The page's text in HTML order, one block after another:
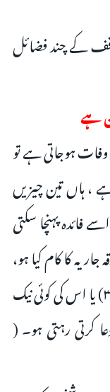
کے چند فضائل
ہوجاتی ہے تو
، ہاں تین چیزیں
پہنچا سکتی
جاریہ کا کام کیا ہو،
(۲) یا کوئی نفع بخش علم چھوڑ کر گیا ہو۔(۳) یا اس کی کوئی نیک
کرتی رہتی ہو۔ (